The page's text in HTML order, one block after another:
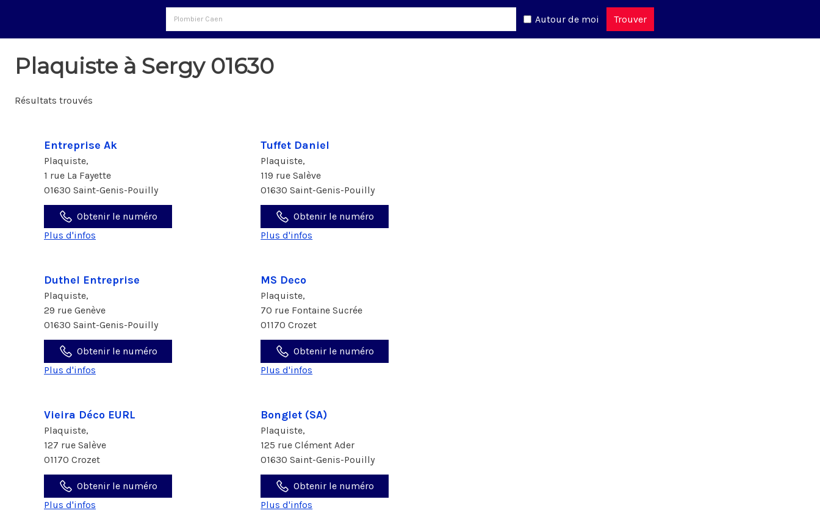
Autour de moi Trouver
Plaquiste à Sergy 01630
Résultats trouvés
Entreprise Ak
Plaquiste,
1 rue La Fayette
01630 Saint-Genis-Pouilly
Obtenir le numéro
Plus d'infos
Tuffet Daniel
Plaquiste,
119 rue Salève
01630 Saint-Genis-Pouilly
Obtenir le numéro
Plus d'infos
Duthel Entreprise
Plaquiste,
29 rue Genève
01630 Saint-Genis-Pouilly
Obtenir le numéro
Plus d'infos
MS Deco
Plaquiste,
70 rue Fontaine Sucrée
01170 Crozet
Obtenir le numéro
Plus d'infos
Vieira Déco EURL
Plaquiste,
127 rue Salève
01170 Crozet
Obtenir le numéro
Plus d'infos
Bonglet (SA)
Plaquiste,
125 rue Clément Ader
01630 Saint-Genis-Pouilly
Obtenir le numéro
Plus d'infos